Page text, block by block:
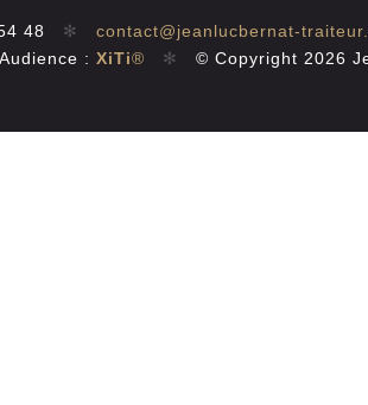
48 ✻ contact@jeanlucbernat-
: XiTi® ✻ © Copyright 2026